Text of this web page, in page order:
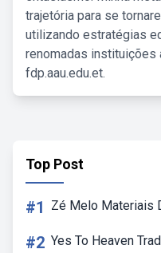
trajetória para se
utilizando estratégias
renomadas instituições
fdp.aau.edu.et.
Top Post
#1 Zé Melo Materiais
#2 Yes To Heaven